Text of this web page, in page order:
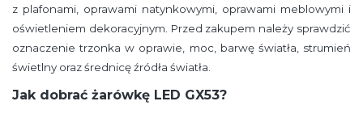
z plafonami, oprawami natynkowymi, oprawami meblowymi i
oświetleniem dekoracyjnym. Przed zakupem należy sprawdzić
oznaczenie trzonka w oprawie, moc, barwę światła, strumień
świetlny oraz średnicę źródła światła.
Jak dobrać żarówkę LED GX53?